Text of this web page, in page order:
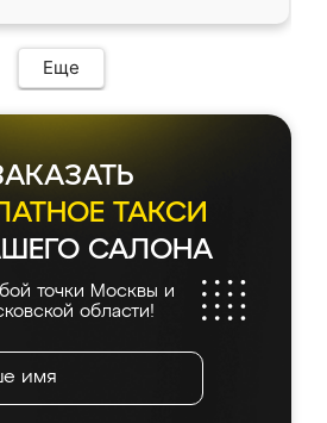
Еще
ТАКСИ
САЛОНА
точки Москвы и
области!